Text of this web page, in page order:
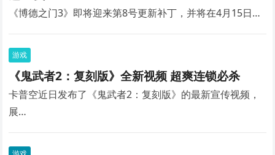
《博德之门3》即将迎来第8号更新补丁，并将在4月15日…
游戏
《鬼武者2：复刻版》全新视频 超爽连锁必杀
卡普空近日发布了《鬼武者2：复刻版》的最新宣传视频，
展…